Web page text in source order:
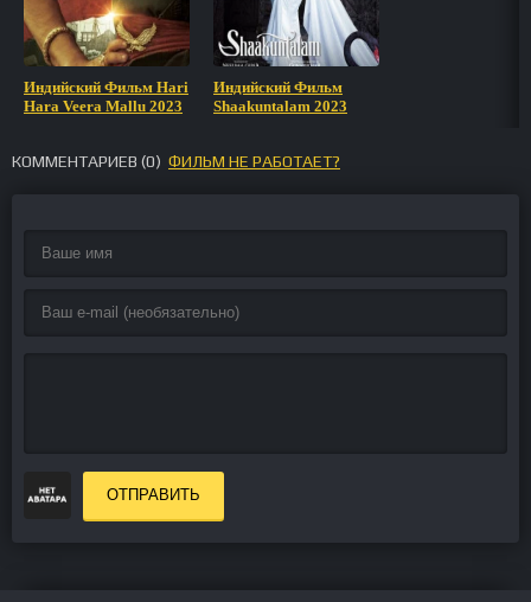
Индийский Фильм Hari
Hara Veera Mallu 2023
Индийский Фильм
Shaakuntalam 2023
КОММЕНТАРИЕВ (0) ФИЛЬМ НЕ РАБОТАЕТ?
ОТПРАВИТЬ